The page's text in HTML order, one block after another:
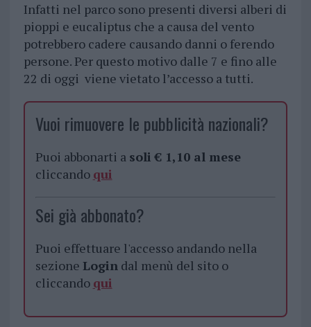
Infatti nel parco sono presenti diversi alberi di
pioppi e eucaliptus che a causa del vento
potrebbero cadere causando danni o ferendo
persone. Per questo motivo dalle 7 e fino alle
22 di oggi viene vietato l’accesso a tutti.
Vuoi rimuovere le pubblicità nazionali?
Puoi abbonarti a soli € 1,10 al mese
cliccando qui
Sei già abbonato?
Puoi effettuare l'accesso andando nella
sezione Logindal menù del sito o
cliccando qui